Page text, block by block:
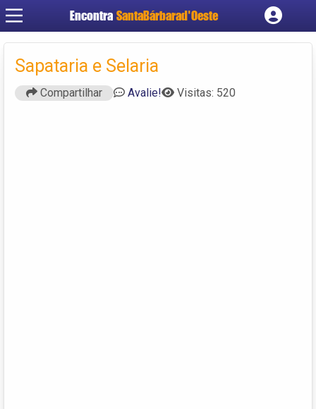
Encontra SantaBárbarad'Oeste
Cadastrar empresa
Criar conta
Sapataria e Selaria
Compartilhar Avalie! Visitas: 520